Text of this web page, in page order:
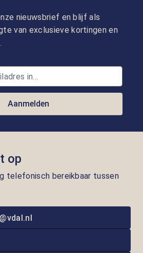
nieuwsbrief en blijf als
van exclusieve kortingen en
Aanmelden
op
telefonisch bereikbaar tussen